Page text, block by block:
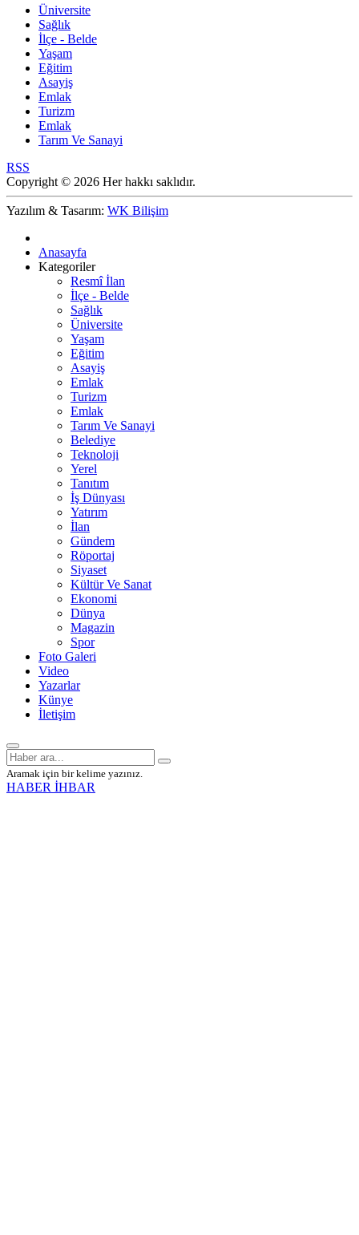
Üniversite
Sağlık
İlçe - Belde
Yaşam
Eğitim
Asayiş
Emlak
Turizm
Emlak
Tarım Ve Sanayi
RSS
Copyright © 2026 Her hakkı saklıdır.
Yazılım & Tasarım: WK Bilişim
Anasayfa
Kategoriler
Resmî İlan
İlçe - Belde
Sağlık
Üniversite
Yaşam
Eğitim
Asayiş
Emlak
Turizm
Emlak
Tarım Ve Sanayi
Belediye
Teknoloji
Yerel
Tanıtım
İş Dünyası
Yatırım
İlan
Gündem
Röportaj
Siyaset
Kültür Ve Sanat
Ekonomi
Dünya
Magazin
Spor
Foto Galeri
Video
Yazarlar
Künye
İletişim
Aramak için bir kelime yazınız.
HABER İHBAR